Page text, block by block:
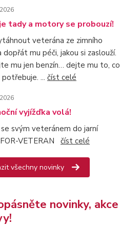
tady a motory se probouzí!
veterána ze zimního
dopřát mu péči, jakou si zaslouží.
mu jen benzín… dejte mu to, co
... číst celé
vyjížďka volá!
svým veteránem do jarní
VETERAN číst celé
všechny novinky
novinky, akce